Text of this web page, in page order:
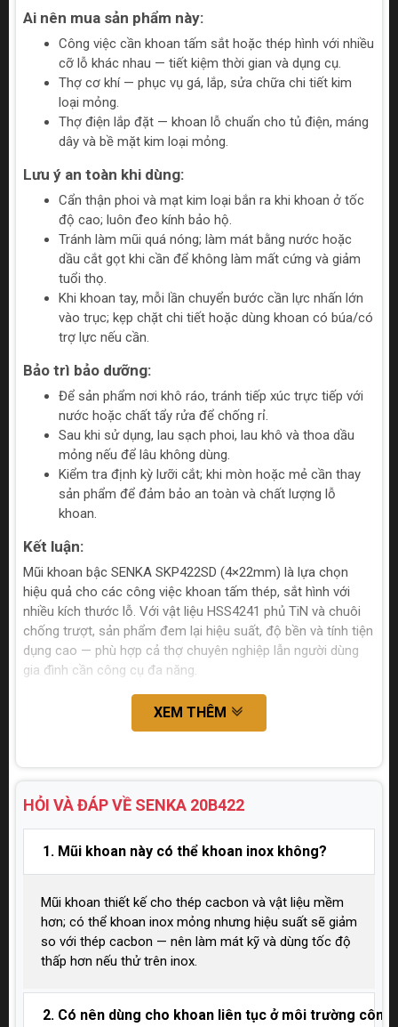
Ai nên mua sản phẩm này:
Công việc cần khoan tấm sắt hoặc thép hình với nhiều
cỡ lỗ khác nhau — tiết kiệm thời gian và dụng cụ.
Thợ cơ khí — phục vụ gá, lắp, sửa chữa chi tiết kim
loại mỏng.
Thợ điện lắp đặt — khoan lỗ chuẩn cho tủ điện, máng
dây và bề mặt kim loại mỏng.
Lưu ý an toàn khi dùng:
Cẩn thận phoi và mạt kim loại bắn ra khi khoan ở tốc
độ cao; luôn đeo kính bảo hộ.
Tránh làm mũi quá nóng; làm mát bằng nước hoặc
dầu cắt gọt khi cần để không làm mất cứng và giảm
tuổi thọ.
Khi khoan tay, mỗi lần chuyển bước cần lực nhấn lớn
vào trục; kẹp chặt chi tiết hoặc dùng khoan có búa/có
trợ lực nếu cần.
Bảo trì bảo dưỡng:
Để sản phẩm nơi khô ráo, tránh tiếp xúc trực tiếp với
nước hoặc chất tẩy rửa để chống rỉ.
Sau khi sử dụng, lau sạch phoi, lau khô và thoa dầu
mỏng nếu để lâu không dùng.
Kiểm tra định kỳ lưỡi cắt; khi mòn hoặc mẻ cần thay
sản phẩm để đảm bảo an toàn và chất lượng lỗ
khoan.
Kết luận:
Mũi khoan bậc SENKA SKP422SD (4×22mm) là lựa chọn
hiệu quả cho các công việc khoan tấm thép, sắt hình với
nhiều kích thước lỗ. Với vật liệu HSS4241 phủ TiN và chuôi
chống trượt, sản phẩm đem lại hiệu suất, độ bền và tính tiện
dụng cao — phù hợp cả thợ chuyên nghiệp lẫn người dùng
gia đình cần công cụ đa năng.
XEM THÊM
HỎI VÀ ĐÁP VỀ SENKA 20B422
1. Mũi khoan này có thể khoan inox không?
Mũi khoan thiết kế cho thép cacbon và vật liệu mềm
hơn; có thể khoan inox mỏng nhưng hiệu suất sẽ giảm
so với thép cacbon — nên làm mát kỹ và dùng tốc độ
thấp hơn nếu thử trên inox.
2. Có nên dùng cho khoan liên tục ở môi trường công